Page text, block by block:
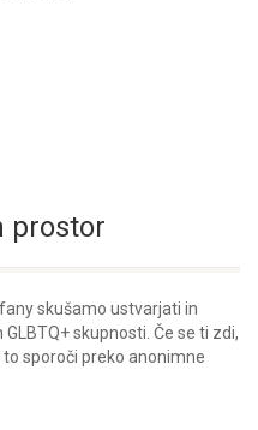
prostor
skušamo ustvarjati in
skupnosti. Če se ti zdi,
sporoči preko anonimne